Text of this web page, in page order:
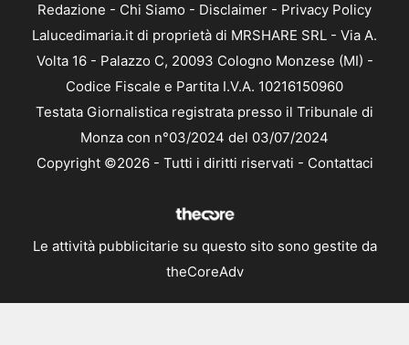
Redazione - Chi Siamo - Disclaimer - Privacy Policy
Lalucedimaria.it di proprietà di MRSHARE SRL - Via A.
Volta 16 - Palazzo C, 20093 Cologno Monzese (MI) -
Codice Fiscale e Partita I.V.A. 10216150960
Testata Giornalistica registrata presso il Tribunale di
Monza con n°03/2024 del 03/07/2024
Copyright ©2026 - Tutti i diritti riservati - Contattaci
Le attività pubblicitarie su questo sito sono gestite da
theCoreAdv